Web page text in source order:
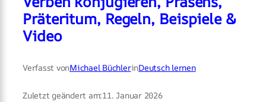
Präteritum, Regeln, Beispiele &
Video
Verfasst vonMichael BüchlerinDeutsch lernen
Zuletzt geändert am:11. Januar 2026